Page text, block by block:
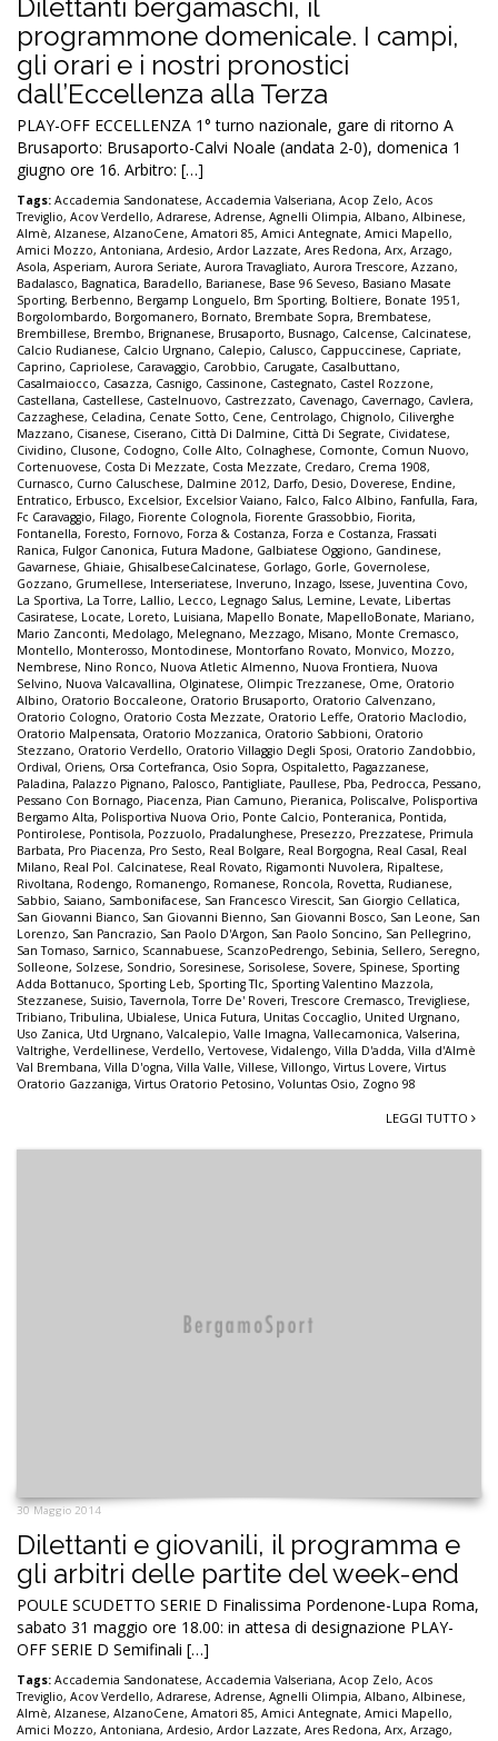
Dilettanti bergamaschi, il
programmone domenicale. I campi,
gli orari e i nostri pronostici
dall’Eccellenza alla Terza
PLAY-OFF ECCELLENZA 1° turno nazionale, gare di ritorno A
Brusaporto: Brusaporto-Calvi Noale (andata 2-0), domenica 1
giugno ore 16. Arbitro: […]
Tags: Accademia Sandonatese, Accademia Valseriana, Acop Zelo, Acos
Treviglio, Acov Verdello, Adrarese, Adrense, Agnelli Olimpia, Albano, Albinese,
Almè, Alzanese, AlzanoCene, Amatori 85, Amici Antegnate, Amici Mapello,
Amici Mozzo, Antoniana, Ardesio, Ardor Lazzate, Ares Redona, Arx, Arzago,
Asola, Asperiam, Aurora Seriate, Aurora Travagliato, Aurora Trescore, Azzano,
Badalasco, Bagnatica, Baradello, Barianese, Base 96 Seveso, Basiano Masate
Sporting, Berbenno, Bergamp Longuelo, Bm Sporting, Boltiere, Bonate 1951,
Borgolombardo, Borgomanero, Bornato, Brembate Sopra, Brembatese,
Brembillese, Brembo, Brignanese, Brusaporto, Busnago, Calcense, Calcinatese,
Calcio Rudianese, Calcio Urgnano, Calepio, Calusco, Cappuccinese, Capriate,
Caprino, Capriolese, Caravaggio, Carobbio, Carugate, Casalbuttano,
Casalmaiocco, Casazza, Casnigo, Cassinone, Castegnato, Castel Rozzone,
Castellana, Castellese, Castelnuovo, Castrezzato, Cavenago, Cavernago, Cavlera,
Cazzaghese, Celadina, Cenate Sotto, Cene, Centrolago, Chignolo, Ciliverghe
Mazzano, Cisanese, Ciserano, Città Di Dalmine, Città Di Segrate, Cividatese,
Cividino, Clusone, Codogno, Colle Alto, Colnaghese, Comonte, Comun Nuovo,
Cortenuovese, Costa Di Mezzate, Costa Mezzate, Credaro, Crema 1908,
Curnasco, Curno Caluschese, Dalmine 2012, Darfo, Desio, Doverese, Endine,
Entratico, Erbusco, Excelsior, Excelsior Vaiano, Falco, Falco Albino, Fanfulla, Fara,
Fc Caravaggio, Filago, Fiorente Colognola, Fiorente Grassobbio, Fiorita,
Fontanella, Foresto, Fornovo, Forza & Costanza, Forza e Costanza, Frassati
Ranica, Fulgor Canonica, Futura Madone, Galbiatese Oggiono, Gandinese,
Gavarnese, Ghiaie, GhisalbeseCalcinatese, Gorlago, Gorle, Governolese,
Gozzano, Grumellese, Interseriatese, Inveruno, Inzago, Issese, Juventina Covo,
La Sportiva, La Torre, Lallio, Lecco, Legnago Salus, Lemine, Levate, Libertas
Casiratese, Locate, Loreto, Luisiana, Mapello Bonate, MapelloBonate, Mariano,
Mario Zanconti, Medolago, Melegnano, Mezzago, Misano, Monte Cremasco,
Montello, Monterosso, Montodinese, Montorfano Rovato, Monvico, Mozzo,
Nembrese, Nino Ronco, Nuova Atletic Almenno, Nuova Frontiera, Nuova
Selvino, Nuova Valcavallina, Olginatese, Olimpic Trezzanese, Ome, Oratorio
Albino, Oratorio Boccaleone, Oratorio Brusaporto, Oratorio Calvenzano,
Oratorio Cologno, Oratorio Costa Mezzate, Oratorio Leffe, Oratorio Maclodio,
Oratorio Malpensata, Oratorio Mozzanica, Oratorio Sabbioni, Oratorio
Stezzano, Oratorio Verdello, Oratorio Villaggio Degli Sposi, Oratorio Zandobbio,
Ordival, Oriens, Orsa Cortefranca, Osio Sopra, Ospitaletto, Pagazzanese,
Paladina, Palazzo Pignano, Palosco, Pantigliate, Paullese, Pba, Pedrocca, Pessano,
Pessano Con Bornago, Piacenza, Pian Camuno, Pieranica, Poliscalve, Polisportiva
Bergamo Alta, Polisportiva Nuova Orio, Ponte Calcio, Ponteranica, Pontida,
Pontirolese, Pontisola, Pozzuolo, Pradalunghese, Presezzo, Prezzatese, Primula
Barbata, Pro Piacenza, Pro Sesto, Real Bolgare, Real Borgogna, Real Casal, Real
Milano, Real Pol. Calcinatese, Real Rovato, Rigamonti Nuvolera, Ripaltese,
Rivoltana, Rodengo, Romanengo, Romanese, Roncola, Rovetta, Rudianese,
Sabbio, Saiano, Sambonifacese, San Francesco Virescit, San Giorgio Cellatica,
San Giovanni Bianco, San Giovanni Bienno, San Giovanni Bosco, San Leone, San
Lorenzo, San Pancrazio, San Paolo D'Argon, San Paolo Soncino, San Pellegrino,
San Tomaso, Sarnico, Scannabuese, ScanzoPedrengo, Sebinia, Sellero, Seregno,
Solleone, Solzese, Sondrio, Soresinese, Sorisolese, Sovere, Spinese, Sporting
Adda Bottanuco, Sporting Leb, Sporting Tlc, Sporting Valentino Mazzola,
Stezzanese, Suisio,Tavernola,Torre De' Roveri,Trescore Cremasco,Trevigliese,
Tribiano,Tribulina, Ubialese, Unica Futura, Unitas Coccaglio, United Urgnano,
Uso Zanica, Utd Urgnano, Valcalepio, Valle Imagna, Vallecamonica, Valserina,
Valtrighe, Verdellinese, Verdello, Vertovese, Vidalengo, Villa D'adda, Villa d'Almè
Val Brembana, Villa D'ogna, Villa Valle, Villese, Villongo, Virtus Lovere, Virtus
Oratorio Gazzaniga, Virtus Oratorio Petosino, Voluntas Osio, Zogno 98
LEGGI TUTTO
30 Maggio 2014
Dilettanti e giovanili, il programma e
gli arbitri delle partite del week-end
POULE SCUDETTO SERIE D Finalissima Pordenone-Lupa Roma,
sabato 31 maggio ore 18.00: in attesa di designazione PLAY-
OFF SERIE D Semifinali […]
Tags: Accademia Sandonatese, Accademia Valseriana, Acop Zelo, Acos
Treviglio, Acov Verdello, Adrarese, Adrense, Agnelli Olimpia, Albano, Albinese,
Almè, Alzanese, AlzanoCene, Amatori 85, Amici Antegnate, Amici Mapello,
Amici Mozzo, Antoniana, Ardesio, Ardor Lazzate, Ares Redona, Arx, Arzago,